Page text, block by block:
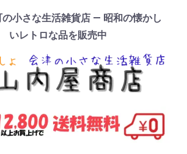
小さな生活雑貨店 — 昭和の懐かし
いレトロな品を販売中